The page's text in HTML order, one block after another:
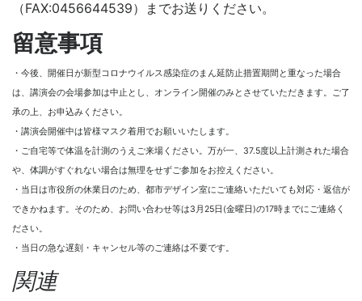
（FAX:0456644539）までお送りください。
留意事項
・今後、開催日が新型コロナウイルス感染症のまん延防止措置期間と重なった場合
は、講演会の会場参加は中止とし、オンライン開催のみとさせていただきます。ご了
承の上、お申込みください。
・講演会開催中は皆様マスク着用でお願いいたします。
・ご自宅等で体温を計測のうえご来場ください。万が一、37.5度以上計測された場合
や、体調がすぐれない場合は無理をせずご参加をお控えください。
・当日は市役所の休業日のため、都市デザイン室にご連絡いただいても対応・返信が
できかねます。そのため、お問い合わせ等は3月25日(金曜日)の17時までにご連絡く
ださい。
・当日の急な遅刻・キャンセル等のご連絡は不要です。
関連